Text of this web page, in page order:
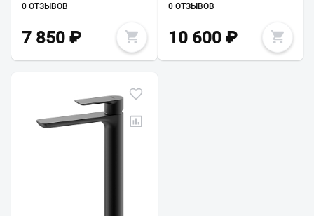
0 ОТЗЫВОВ
7 850 ₽
0 ОТЗЫВОВ
10 600₽